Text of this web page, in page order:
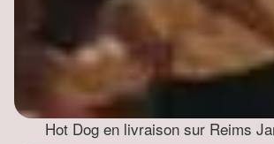
Hot Dog en livraison sur Reims